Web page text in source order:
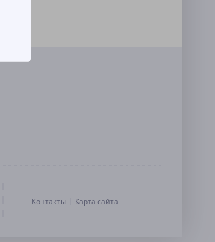
Контакты Карта сайта